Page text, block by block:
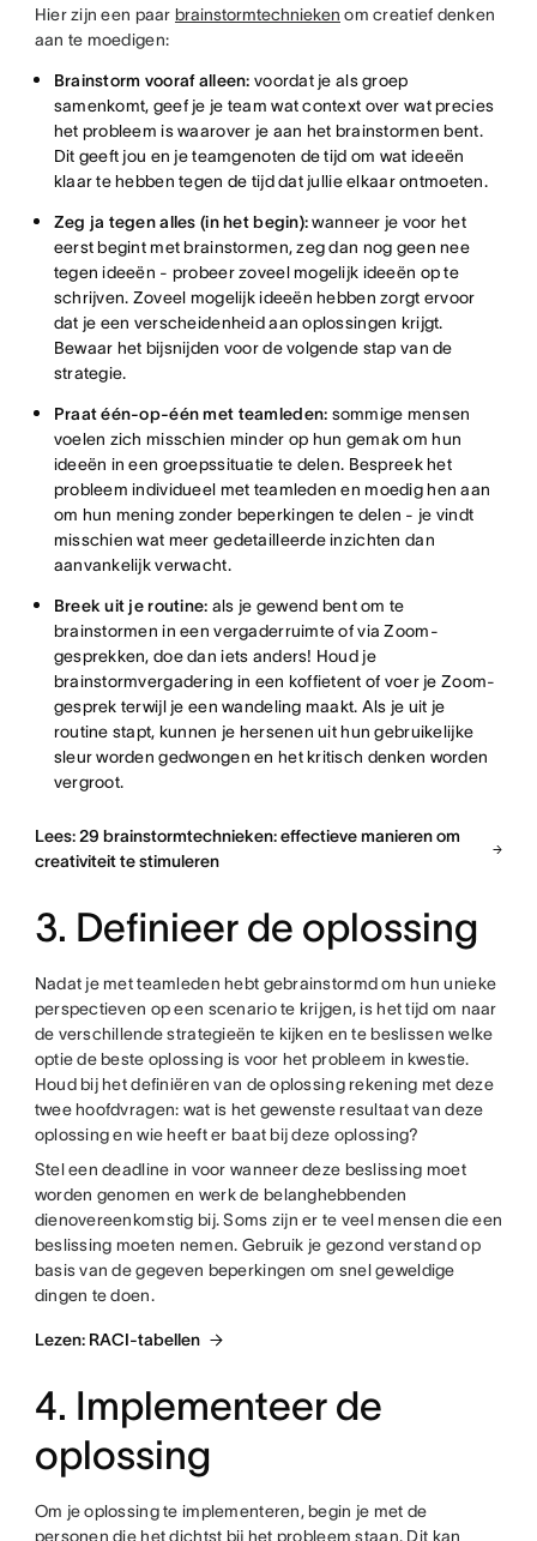
Hier zijn een paar brainstormtechnieken om creatief denken
aan te moedigen:
Brainstorm vooraf alleen: voordat je als groep
samenkomt, geef je je team wat context over wat precies
het probleem is waarover je aan het brainstormen bent.
Dit geeft jou en je teamgenoten de tijd om wat ideeën
klaar te hebben tegen de tijd dat jullie elkaar ontmoeten.
Zeg ja tegen alles (in het begin):wanneer je voor het
eerst begint met brainstormen, zeg dan nog geen nee
tegen ideeën - probeer zoveel mogelijk ideeën op te
schrijven. Zoveel mogelijk ideeën hebben zorgt ervoor
dat je een verscheidenheid aan oplossingen krijgt.
Bewaar het bijsnijden voor de volgende stap van de
strategie.
Praat één-op-één met teamleden: sommige mensen
voelen zich misschien minder op hun gemak om hun
ideeën in een groepssituatie te delen. Bespreek het
probleem individueel met teamleden en moedig hen aan
om hun mening zonder beperkingen te delen - je vindt
misschien wat meer gedetailleerde inzichten dan
aanvankelijk verwacht.
Breek uit je routine: als je gewend bent om te
brainstormen in een vergaderruimte of via Zoom-
gesprekken, doe dan iets anders! Houd je
brainstormvergadering in een koffietent of voer je Zoom-
gesprek terwijl je een wandeling maakt. Als je uit je
routine stapt, kunnen je hersenen uit hun gebruikelijke
sleur worden gedwongen en het kritisch denken worden
vergroot.
Lees: 29 brainstormtechnieken: effectieve manieren om
creativiteit te stimuleren
3. Definieer de oplossing
Nadat je met teamleden hebt gebrainstormd om hun unieke
perspectieven op een scenario te krijgen, is het tijd om naar
de verschillende strategieën te kijken en te beslissen welke
optie de beste oplossing is voor het probleem in kwestie.
Houd bij het definiëren van de oplossing rekening met deze
twee hoofdvragen: wat is het gewenste resultaat van deze
oplossing en wie heeft er baat bij deze oplossing?
Stel een deadline in voor wanneer deze beslissing moet
worden genomen en werk de belanghebbenden
dienovereenkomstig bij. Soms zijn er te veel mensen die een
beslissing moeten nemen. Gebruik je gezond verstand op
basis van de gegeven beperkingen om snel geweldige
dingen te doen.
Lezen: RACI-tabellen
4. Implementeer de
oplossing
Om je oplossing te implementeren, begin je met de
personen die het dichtst bij het probleem staan. Dit kan